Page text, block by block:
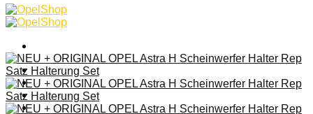
Home
Shop
Teileanfrage
Teileliste